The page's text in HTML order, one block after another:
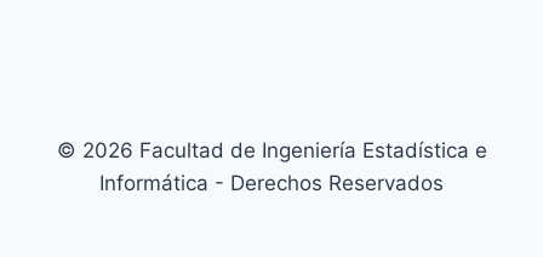
© 2026 Facultad de Ingeniería Estadística e
Informática - Derechos Reservados